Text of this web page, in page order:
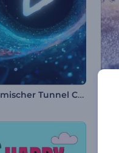
Kosmischer Tunnel Countdown Intro